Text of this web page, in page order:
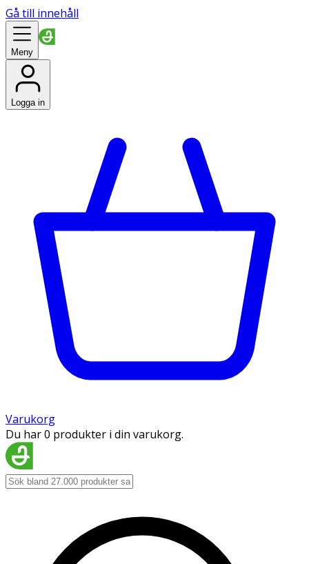
Gå till innehåll
Meny
Logga in
Varukorg
Du har 0 produkter i din varukorg.